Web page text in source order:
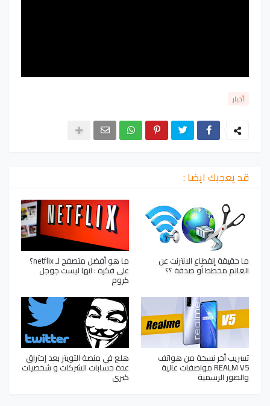
أخبار
قد يعجبك ايضا :
ما حقيقة إنقطاع الانترنت عن
العالم مخطط أو صدفة ؟؟
ما هو أفضل متصفح لـ netflix؟
على فكرة : انها ليست جوجل
كروم
تسريب أخر نسخة من هواتف
REALM V5 مواصفات عالية
والصور الرسمية
هلع في منصة التويتر بعد إختراق
عدة حسابات الشركات و شخصيات
كبرى